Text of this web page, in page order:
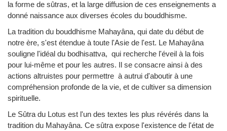
la forme de sûtras, et la large diffusion de ces enseignements a
donné naissance aux diverses écoles du bouddhisme.
La tradition du bouddhisme Mahayâna, qui date du début de
notre ère, s'est étendue à toute l'Asie de l'est. Le Mahayâna
souligne l'idéal du bodhisattva, qui recherche l'éveil à la fois
pour lui-même et pour les autres. Il se consacre ainsi à des
actions altruistes pour permettre à autrui d'aboutir à une
compréhension profonde de la vie, et de cultiver sa dimension
spirituelle.
Le Sûtra du Lotus est l'un des textes les plus révérés dans la
tradition du Mahayâna. Ce sûtra expose l'existence de l'état de